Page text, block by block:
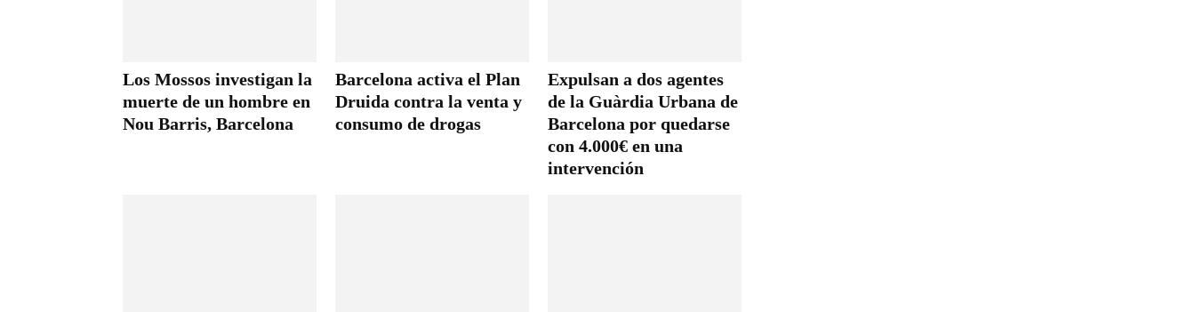
Los Mossos investigan la
muerte de un hombre en
Nou Barris, Barcelona
Barcelona activa el Plan
Druida contra la venta y
consumo de drogas
Expulsan a dos agentes
de la Guàrdia Urbana de
Barcelona por quedarse
con 4.000€ en una
intervención